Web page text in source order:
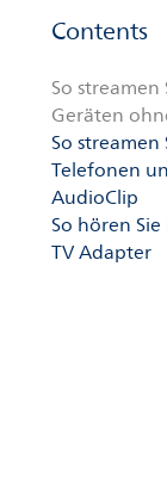
Contents
So
Geräten
So
Telefonen
AudioClip
So hören
TV Adapter